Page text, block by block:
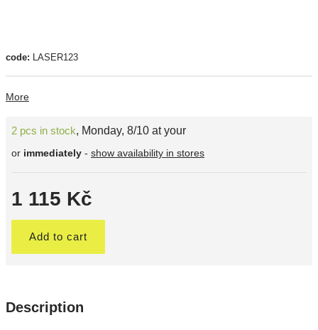
code: LASER123
More
2 pcs in stock, Monday, 8/10 at your
or immediately - show availability in stores
1 115 Kč
Add to cart
Description